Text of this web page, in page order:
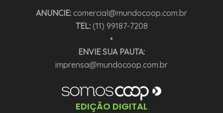
ANUNCIE: comercial@mundocoop.com.br
TEL:(11) 99187-7208
•
ENVIE SUA PAUTA:
imprensa@mundocoop.com.br
EDIÇÃO DIGITAL